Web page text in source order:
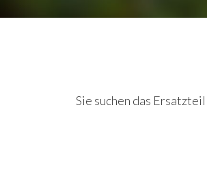
Sie suchen das Ersatzteil